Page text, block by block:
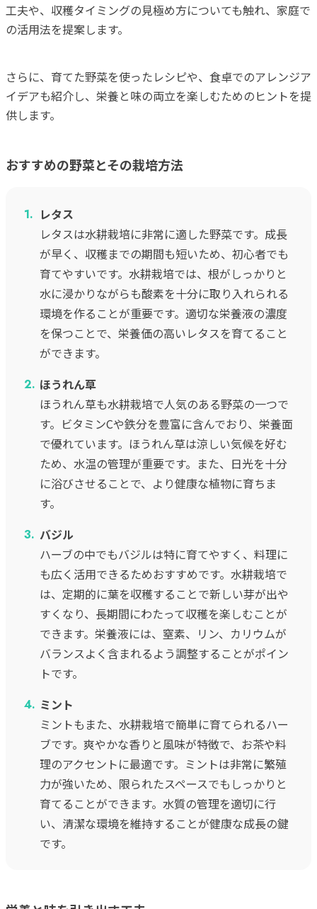
工夫や、収穫タイミングの見極め方についても触れ、家庭で
の活用法を提案します。
さらに、育てた野菜を使ったレシピや、食卓でのアレンジア
イデアも紹介し、栄養と味の両立を楽しむためのヒントを提
供します。
おすすめの野菜とその栽培方法
レタス
レタスは水耕栽培に非常に適した野菜です。成長
が早く、収穫までの期間も短いため、初心者でも
育てやすいです。水耕栽培では、根がしっかりと
水に浸かりながらも酸素を十分に取り入れられる
環境を作ることが重要です。適切な栄養液の濃度
を保つことで、栄養価の高いレタスを育てること
ができます。
ほうれん草
ほうれん草も水耕栽培で人気のある野菜の一つで
す。ビタミンCや鉄分を豊富に含んでおり、栄養面
で優れています。ほうれん草は涼しい気候を好む
ため、水温の管理が重要です。また、日光を十分
に浴びさせることで、より健康な植物に育ちま
す。
バジル
ハーブの中でもバジルは特に育てやすく、料理に
も広く活用できるためおすすめです。水耕栽培で
は、定期的に葉を収穫することで新しい芽が出や
すくなり、長期間にわたって収穫を楽しむことが
できます。栄養液には、窒素、リン、カリウムが
バランスよく含まれるよう調整することがポイン
トです。
ミント
ミントもまた、水耕栽培で簡単に育てられるハー
ブです。爽やかな香りと風味が特徴で、お茶や料
理のアクセントに最適です。ミントは非常に繁殖
力が強いため、限られたスペースでもしっかりと
育てることができます。水質の管理を適切に行
い、清潔な環境を維持することが健康な成長の鍵
です。